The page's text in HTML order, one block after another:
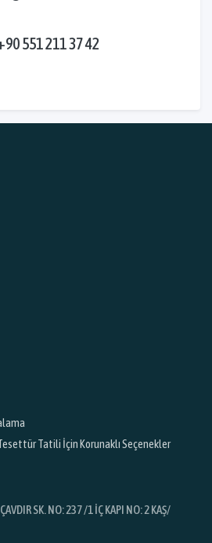
551 211 37 42
Tatili İçin Korunaklı Seçenekler
SK. NO: 237 /1 İÇ KAPI NO: 2 KAŞ/